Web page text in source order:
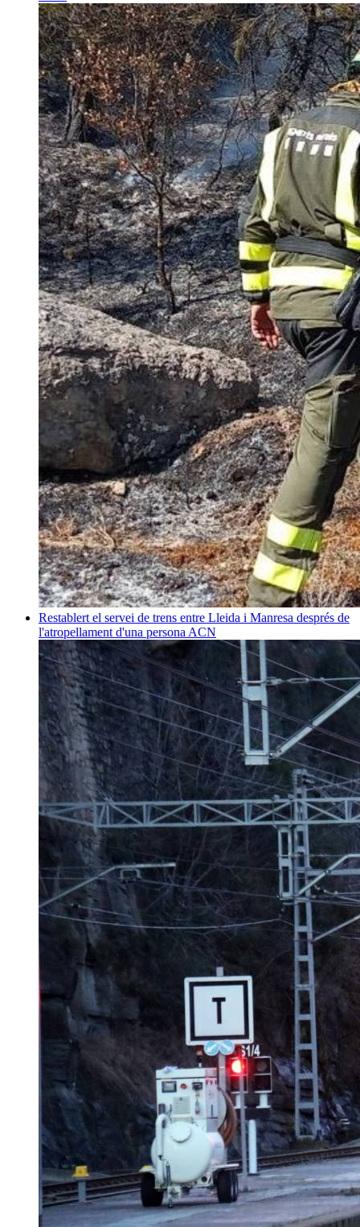
Restablert el servei de trens entre Lleida i Manresa després de
l'atropellament d'una persona ACN